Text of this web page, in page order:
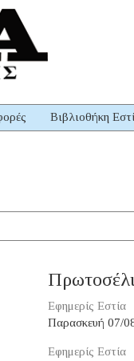
Βιβλιοθήκη
Εφημερίς Εστία
Παρασκευή 07/
Εφημερίς Εστία